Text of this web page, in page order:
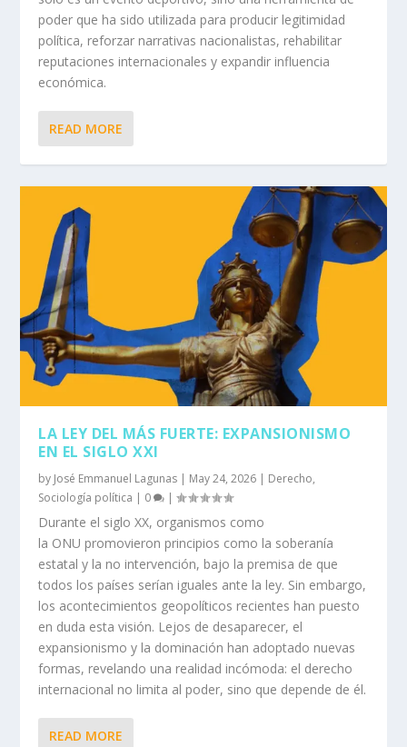
poder que ha sido utilizada para producir legitimidad
política, reforzar narrativas nacionalistas, rehabilitar
reputaciones internacionales y expandir influencia
económica.
READ MORE
LA LEY DEL MÁS FUERTE: EXPANSIONISMO
EN EL SIGLO XXI
by José Emmanuel Lagunas | May 24, 2026 | Derecho,
Sociología política | 0 |
Durante el siglo XX, organismos como
la ONU promovieron principios como la soberanía
estatal y la no intervención, bajo la premisa de que
todos los países serían iguales ante la ley. Sin embargo,
los acontecimientos geopolíticos recientes han puesto
en duda esta visión. Lejos de desaparecer, el
expansionismo y la dominación han adoptado nuevas
formas, revelando una realidad incómoda: el derecho
internacional no limita al poder, sino que depende de él.
READ MORE